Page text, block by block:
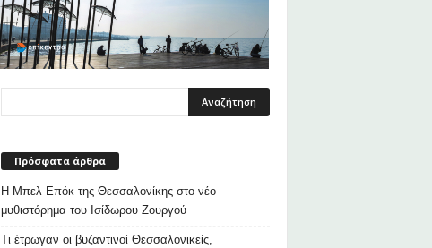
Πρόσφατα άρθρα
Η Μπελ Επόκ της Θεσσαλονίκης στο νέο
μυθιστόρημα του Ισίδωρου Ζουργού
Τι έτρωγαν οι βυζαντινοί Θεσσαλονικείς,